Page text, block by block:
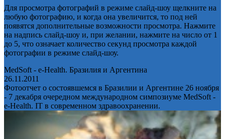
Для просмотра фотографий в режиме слайд-шоу щелкните на
любую фотографию, и когда она увеличится, то под ней
появятся дополнительные возможности просмотра. Нажмите
на надпись слайд-шоу и, при желании, нажмите на число от 1
до 5, что означает количество секунд просмотра каждой
фотографии в режиме слайд-шоу.
MedSoft - e-Health. Бразилия и Аргентина
26.11.2011
Фотоотчет о состоявшемся в Бразилии и Аргентине 26 ноября
- 7 декабря очередном международном симпозиуме MedSoft -
e-Health. IT в современном здравоохранении.